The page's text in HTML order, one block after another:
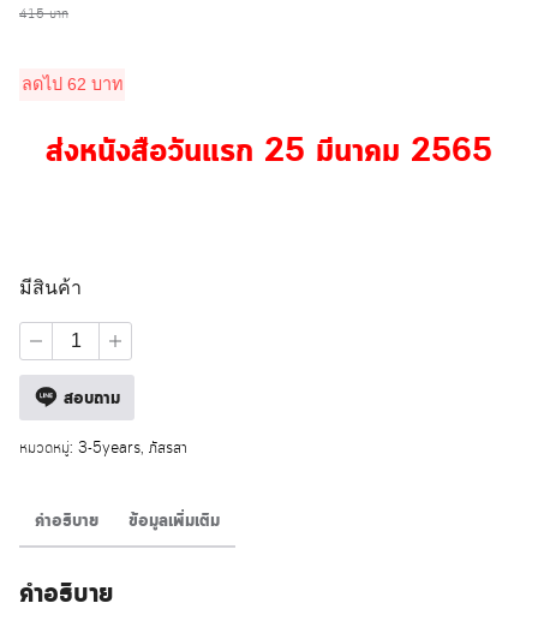
415บาท
price
415 บาท.353 บาท.
ลดไป 62 บาท
ส่งหนังสือวันแรก 25 มีนาคม 2565
มีสินค้า
จำนวน
ฝาก
ดิน
เคียง
ดาว
ชิ้น
สอบถาม
หมวดหมู่: 3-5years, ภัสรสา
คำอธิบาย ข้อมูลเพิ่มเติม
คำอธิบาย